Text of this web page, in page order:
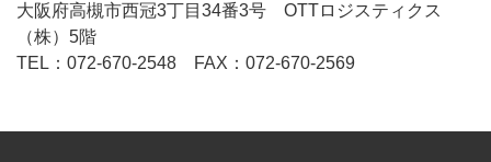
大阪府高槻市西冠3丁目34番3号 OTTロジスティクス
（株）5階
TEL：072-670-2548 FAX：072-670-2569